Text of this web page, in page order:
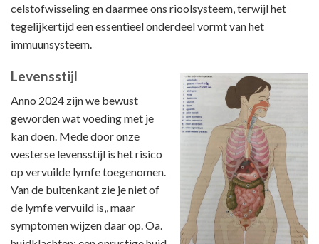
celstofwisseling en daarmee ons rioolsysteem, terwijl het
tegelijkertijd een essentieel onderdeel vormt van het
immuunsysteem.
Levensstijl
Anno 2024 zijn we bewust
geworden wat voeding met je
kan doen. Mede door onze
westerse levensstijl is het risico
op vervuilde lymfe toegenomen.
Van de buitenkant zie je niet of
de lymfe vervuild is,, maar
symptomen wijzen daar op. Oa.